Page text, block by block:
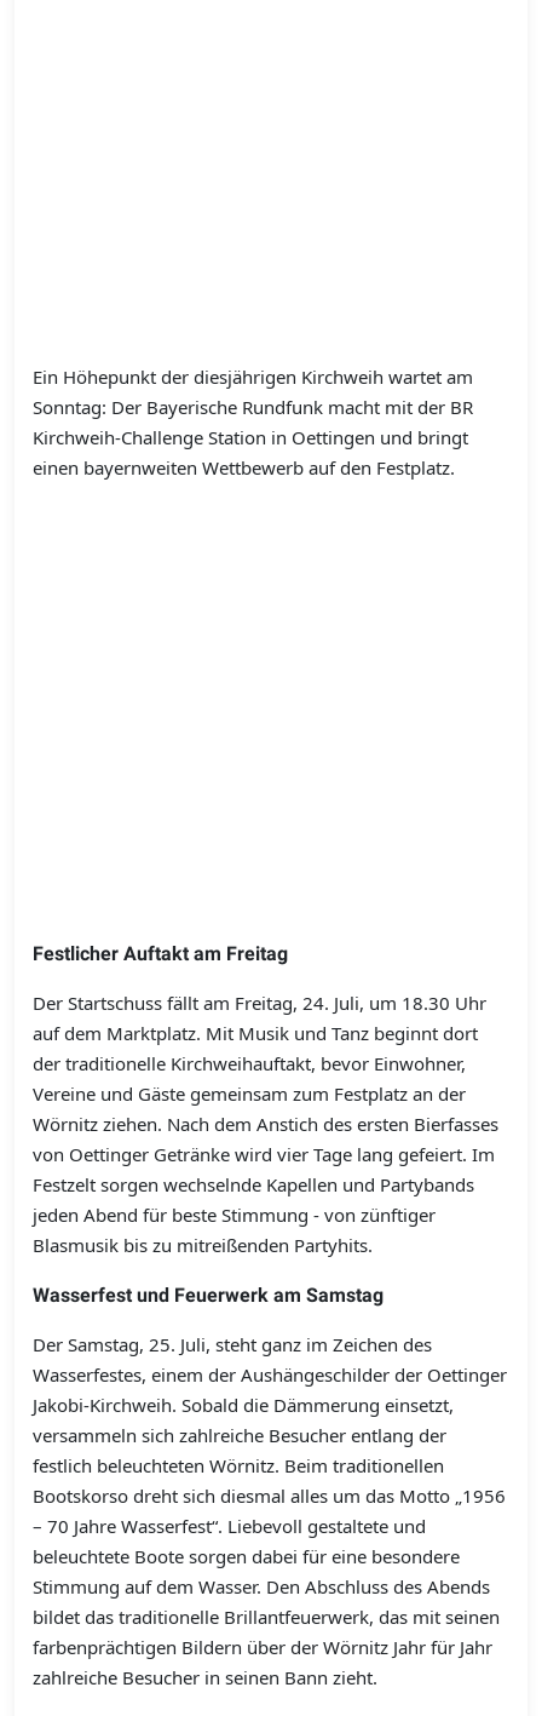
Ein Höhepunkt der diesjährigen Kirchweih wartet am
Sonntag: Der Bayerische Rundfunk macht mit der BR
Kirchweih-Challenge Station in Oettingen und bringt
einen bayernweiten Wettbewerb auf den Festplatz.
Festlicher Auftakt am Freitag
Der Startschuss fällt am Freitag, 24. Juli, um 18.30 Uhr
auf dem Marktplatz. Mit Musik und Tanz beginnt dort
der traditionelle Kirchweihauftakt, bevor Einwohner,
Vereine und Gäste gemeinsam zum Festplatz an der
Wörnitz ziehen. Nach dem Anstich des ersten Bierfasses
von Oettinger Getränke wird vier Tage lang gefeiert. Im
Festzelt sorgen wechselnde Kapellen und Partybands
jeden Abend für beste Stimmung - von zünftiger
Blasmusik bis zu mitreißenden Partyhits.
Wasserfest und Feuerwerk am Samstag
Der Samstag, 25. Juli, steht ganz im Zeichen des
Wasserfestes, einem der Aushängeschilder der Oettinger
Jakobi-Kirchweih. Sobald die Dämmerung einsetzt,
versammeln sich zahlreiche Besucher entlang der
festlich beleuchteten Wörnitz. Beim traditionellen
Bootskorso dreht sich diesmal alles um das Motto „1956
– 70 Jahre Wasserfest“. Liebevoll gestaltete und
beleuchtete Boote sorgen dabei für eine besondere
Stimmung auf dem Wasser. Den Abschluss des Abends
bildet das traditionelle Brillantfeuerwerk, das mit seinen
farbenprächtigen Bildern über der Wörnitz Jahr für Jahr
zahlreiche Besucher in seinen Bann zieht.